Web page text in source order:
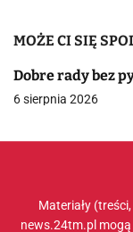
MOŻE CI SIĘ
Dobre rady bez
6 sierpnia 2026
Materiały
news.24tm.pl